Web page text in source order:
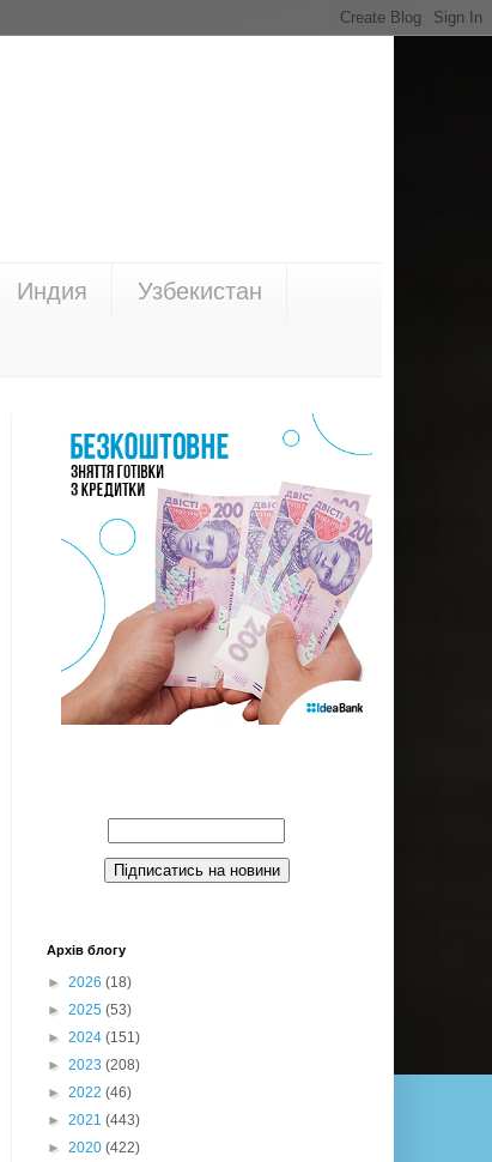
Индия Узбекистан
Архів блогу
► 2026 (18)
► 2025 (53)
► 2024 (151)
► 2023 (208)
► 2022 (46)
► 2021 (443)
► 2020 (422)